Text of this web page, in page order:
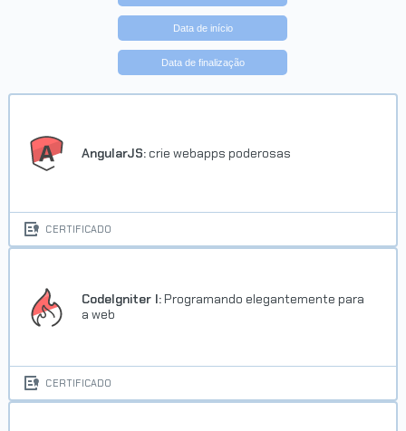
Data de início
Data de finalização
AngularJS: crie webapps poderosas
CERTIFICADO
CodeIgniter I: Programando elegantemente para
a web
CERTIFICADO